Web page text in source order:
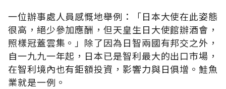
一位辦事處人員感慨地舉例：「日本大使在此姿態
很高，絕少參加應酬，但天皇生日大使館辦酒會，
照樣冠蓋雲集。」除了因為日智兩國有邦交之外，
自一九九一年起，日本已是智利最大的出口市場，
在智利境內也有鉅額投資，影響力與日俱增。鮭魚
業就是一例。